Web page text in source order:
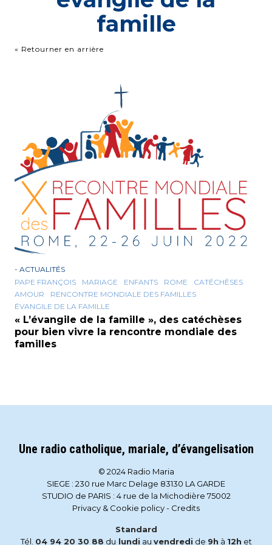
famille
« Retourner en arrière
- ACTUALITÉS
PAPE FRANÇOIS
MARIAGE ENFANTS ROME
CATÉCHÈSES
AMOUR
RENCONTRE MONDIALE DES FAMILLES
ÉVANGILE DE LA FAMILLE
« L’évangile de la famille », des catéchèses
pour bien vivre la rencontre mondiale des
familles
Une radio catholique, mariale, d’évangelisation
© 2024 Radio Maria
SIEGE : 230 rue Marc Delage 83130 LA GARDE
STUDIO de PARIS : 4 rue de la Michodière 75002
Privacy & Cookie policy- Credits
Standard
Tél. 04 94 20 30 88 du lundi au vendredi de 9h à 12h et